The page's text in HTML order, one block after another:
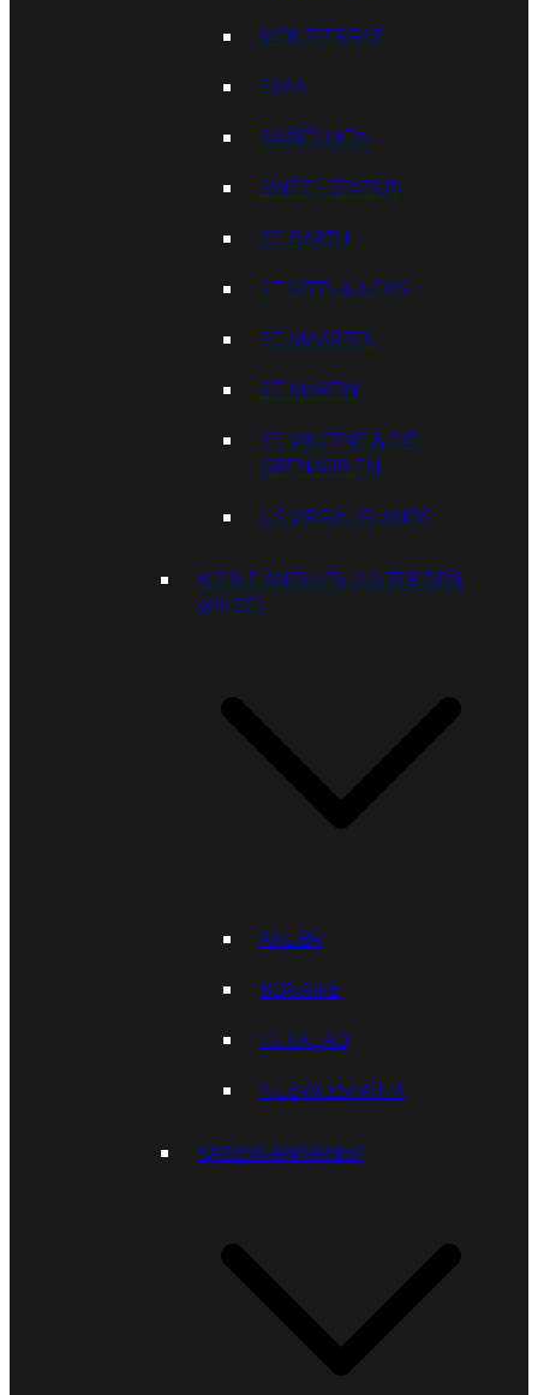
MONTSERRAT
SABA
SAINT LUCIA
SINT EUSTATIUS
ST. BARTH
ST. KITTS & NEVIS
ST. MAARTEN
ST. MARTIN
ST. VINCENT & DIE
GRENADINEN
US VIRGIN ISLANDS
KLEINE ANTILLEN (UNTER DEN
WINDE)
ARUBA
BONAIRE
CURAÇAO
NUEVA ESPARTA
KARIBIK-ANRAINER